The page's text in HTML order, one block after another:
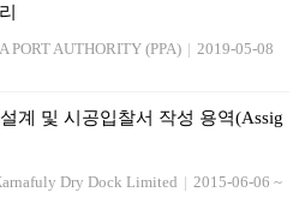
PORT AUTHORITY (PPA) | 2019-05-08
계 및 시공입찰서 작성 용역(Assig
Dry Dock Limited | 2015-06-06 ~